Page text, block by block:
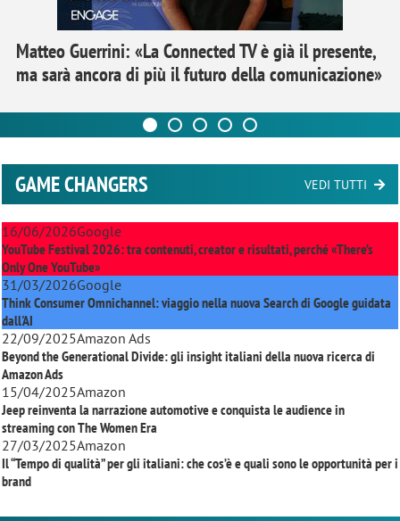
Matteo Guerrini: «La Connected TV è già il presente,
ma sarà ancora di più il futuro della comunicazione»
GAME CHANGERS VEDI TUTTI
16/06/2026Google
YouTube Festival 2026: tra contenuti, creator e risultati, perché «There’s
Only One YouTube»
31/03/2026Google
Think Consumer Omnichannel: viaggio nella nuova Search di Google guidata
dall'AI
22/09/2025Amazon Ads
Beyond the Generational Divide: gli insight italiani della nuova ricerca di
Amazon Ads
15/04/2025Amazon
Jeep reinventa la narrazione automotive e conquista le audience in
streaming conThe Women Era
27/03/2025Amazon
Il “Tempo di qualità” per gli italiani: che cos’è e quali sono le opportunità per i
brand